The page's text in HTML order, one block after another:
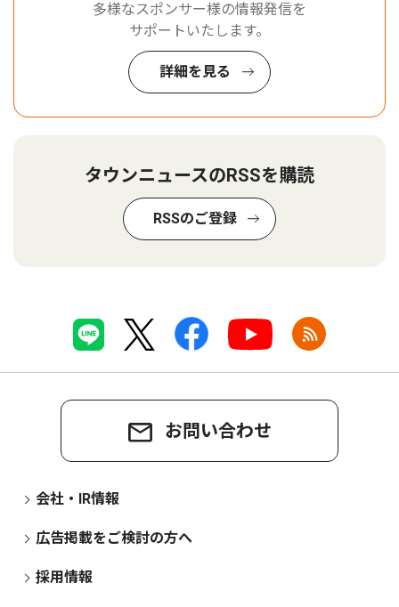
多様なスポンサー様の情報発信を
サポートいたします。
詳細を見る
タウンニュースのRSSを購読
RSSのご登録
お問い合わせ
会社・IR情報
広告掲載をご検討の方へ
採用情報